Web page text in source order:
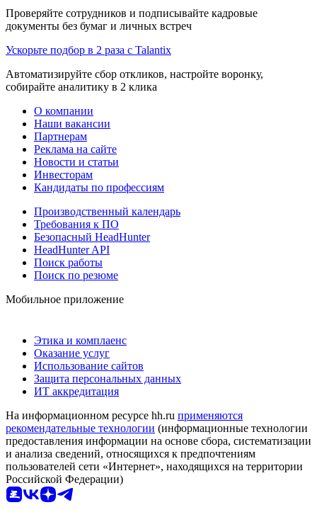
Проверяйте сотрудников и подписывайте кадровые
документы без бумаг и личных встреч
Ускорьте подбор в 2 раза с Talantix
Автоматизируйте сбор откликов, настройте воронку,
собирайте аналитику в 2 клика
О компании
Наши вакансии
Партнерам
Реклама на сайте
Новости и статьи
Инвесторам
Кандидаты по профессиям
Производственный календарь
Требования к ПО
Безопасный HeadHunter
HeadHunter API
Поиск работы
Поиск по резюме
Мобильное приложение
Этика и комплаенс
Оказание услуг
Использование сайтов
Защита персональных данных
ИТ аккредитация
На информационном ресурсе hh.ru применяются
рекомендательные технологии (информационные технологии
предоставления информации на основе сбора, систематизации
и анализа сведений, относящихся к предпочтениям
пользователей сети «Интернет», находящихся на территории
Российской Федерации)